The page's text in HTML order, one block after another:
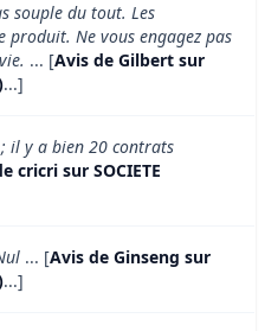
souple du tout. Les
produit. Ne vous engagez pas
... [Avis de Gilbert sur
...]
il y a bien 20 contrats
cricri sur SOCIETE
... [Avis de Ginseng sur
...]